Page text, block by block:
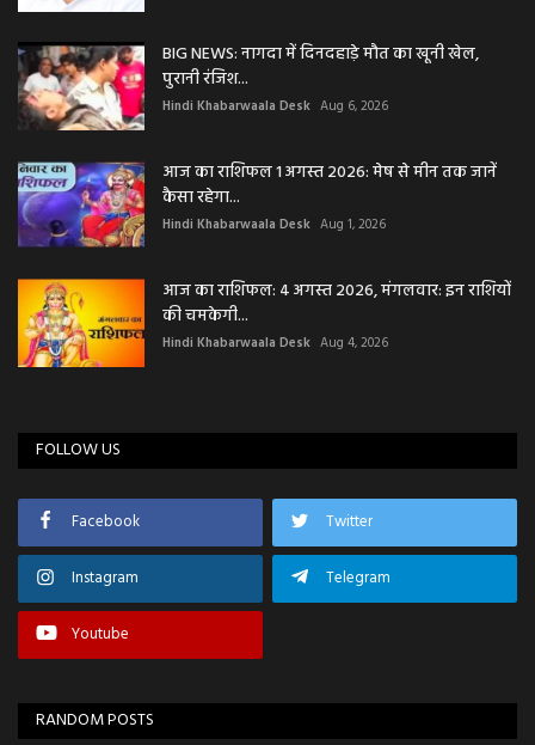
BIG NEWS: नागदा में दिनदहाड़े मौत का खूनी खेल,
पुरानी रंजिश...
Hindi Khabarwaala Desk Aug 6, 2026
आज का राशिफल 1 अगस्त 2026: मेष से मीन तक जानें
कैसा रहेगा...
Hindi Khabarwaala Desk Aug 1, 2026
आज का राशिफल: 4 अगस्त 2026, मंगलवार: इन राशियों
की चमकेगी...
Hindi Khabarwaala Desk Aug 4, 2026
FOLLOW US
Facebook Twitter
Instagram Telegram
Youtube
RANDOM POSTS